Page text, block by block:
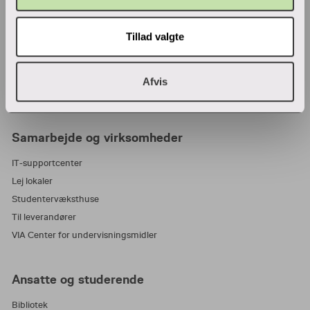
Tillad valgte
Afvis
Find en medarbejder
Parkering
Samarbejde og virksomheder
IT-supportcenter
Lej lokaler
Studentervæksthuse
Til leverandører
VIA Center for undervisningsmidler
Ansatte og studerende
Bibliotek